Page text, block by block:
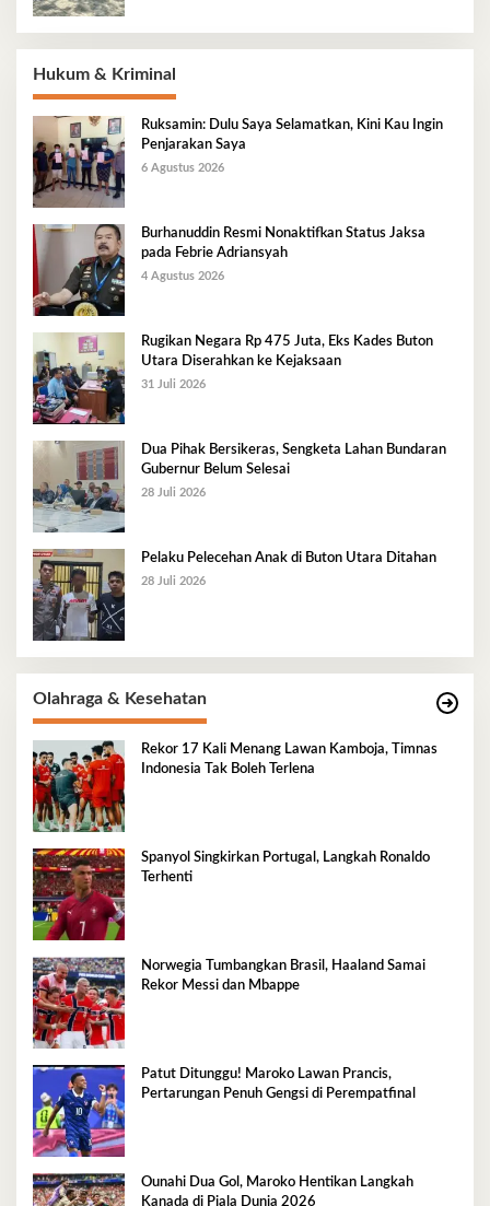
Hukum & Kriminal
Ruksamin: Dulu Saya Selamatkan, Kini Kau Ingin
Penjarakan Saya
6 Agustus 2026
Burhanuddin Resmi Nonaktifkan Status Jaksa
pada Febrie Adriansyah
4 Agustus 2026
Rugikan Negara Rp 475 Juta, Eks Kades Buton
Utara Diserahkan ke Kejaksaan
31 Juli 2026
Dua Pihak Bersikeras, Sengketa Lahan Bundaran
Gubernur Belum Selesai
28 Juli 2026
Pelaku Pelecehan Anak di Buton Utara Ditahan
28 Juli 2026
Olahraga & Kesehatan
Rekor 17 Kali Menang Lawan Kamboja, Timnas
Indonesia Tak Boleh Terlena
Spanyol Singkirkan Portugal, Langkah Ronaldo
Terhenti
Norwegia Tumbangkan Brasil, Haaland Samai
Rekor Messi dan Mbappe
Patut Ditunggu! Maroko Lawan Prancis,
Pertarungan Penuh Gengsi di Perempatfinal
Ounahi Dua Gol, Maroko Hentikan Langkah
Kanada di Piala Dunia 2026